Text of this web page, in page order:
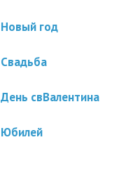
Новый год
Свадьба
День свВалентина
Юбилей